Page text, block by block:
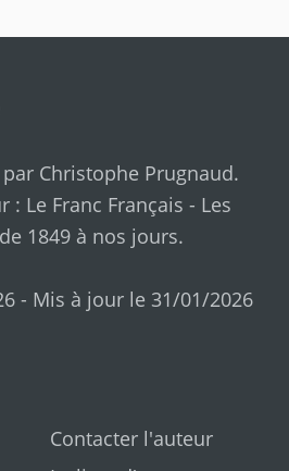
Christophe Prugnaud.
: Le Franc Français - Les
1849 à nos jours.
- Mis à jour le 31/01/2026
Contacter l'auteur